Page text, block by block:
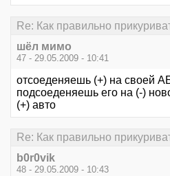
Re: Как правильно
шёл мимо
47 - 29.05.2009 - 10:41
отсоеденяешь (+) на своей
подсоеденяешь его на (-)
(+) авто
Re: Как правильно
b0r0vik
48 - 29.05.2009 - 10:43